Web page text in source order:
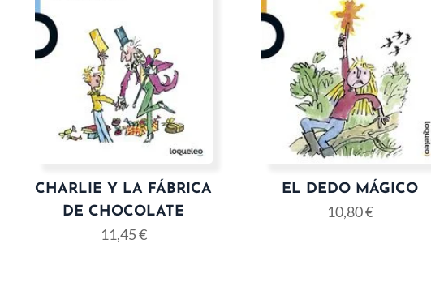
CHARLIE Y LA FÁBRICA
DE CHOCOLATE
11,45€
EL DEDO MÁGICO
10,80€